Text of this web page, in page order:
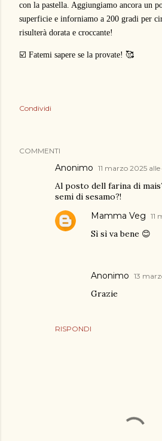
con la pastella. Aggiungiamo ancora un
superficie e inforniamo a 200 gradi per
risulterà dorata e croccante!
☑️ Fatemi sapere se la provate! 🥰
Condividi
COMMENTI
Anonimo 11 marzo 2025 alle
Al posto dell farina di
semi di sesamo?!
RISPONDI
Mamma Veg 11
Sì sì va bene 😊
Anonimo 13
Grazie